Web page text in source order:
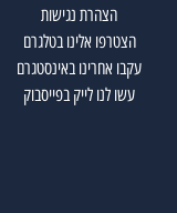
הצהרת נגישות
הצטרפו אלינו בטלגרם
עקבו אחרינו באינסטגרם
עשו לנו לייק בפייסבוק